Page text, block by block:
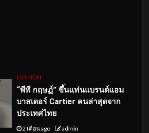
FASHION
“พีพี กฤษฏ์” ขึ้นแท่นแบรนด์แอม
บาสเดอร์ Cartier คนล่าสุดจาก
ประเทศไทย
2 เดือน ago admin